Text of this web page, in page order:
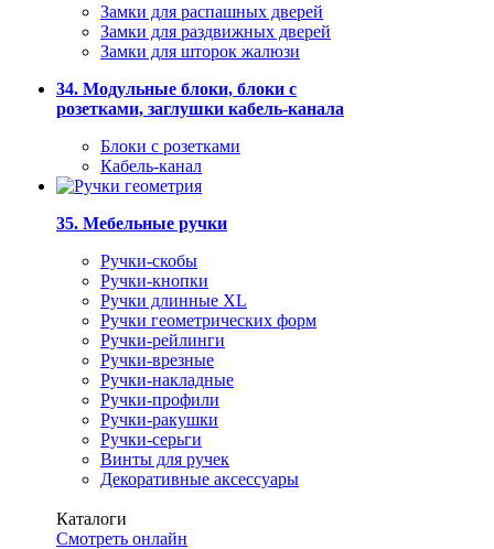
Замки для распашных дверей
Замки для раздвижных дверей
Замки для шторок жалюзи
34. Модульные блоки, блоки с
розетками, заглушки кабель-канала
Блоки с розетками
Кабель-канал
35. Мебельные ручки
Ручки-скобы
Ручки-кнопки
Ручки длинные XL
Ручки геометрических форм
Ручки-рейлинги
Ручки-врезные
Ручки-накладные
Ручки-профили
Ручки-ракушки
Ручки-серьги
Винты для ручек
Декоративные аксессуары
Каталоги
Смотреть онлайн